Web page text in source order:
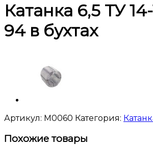
Катанка 6,5 ТУ
94 в бухтах
Артикул: M0060 Категория:
Похожие товары